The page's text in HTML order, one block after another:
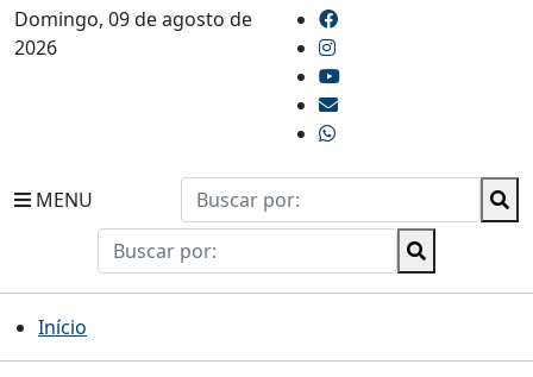
Domingo, 09 de agosto de
2026
MENU
Início